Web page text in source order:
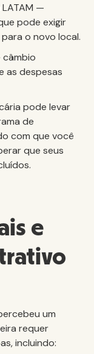
—
pode exigir
o novo local.
as despesas
pode levar
de
com que você
que seus
e
um
requer
incluindo: